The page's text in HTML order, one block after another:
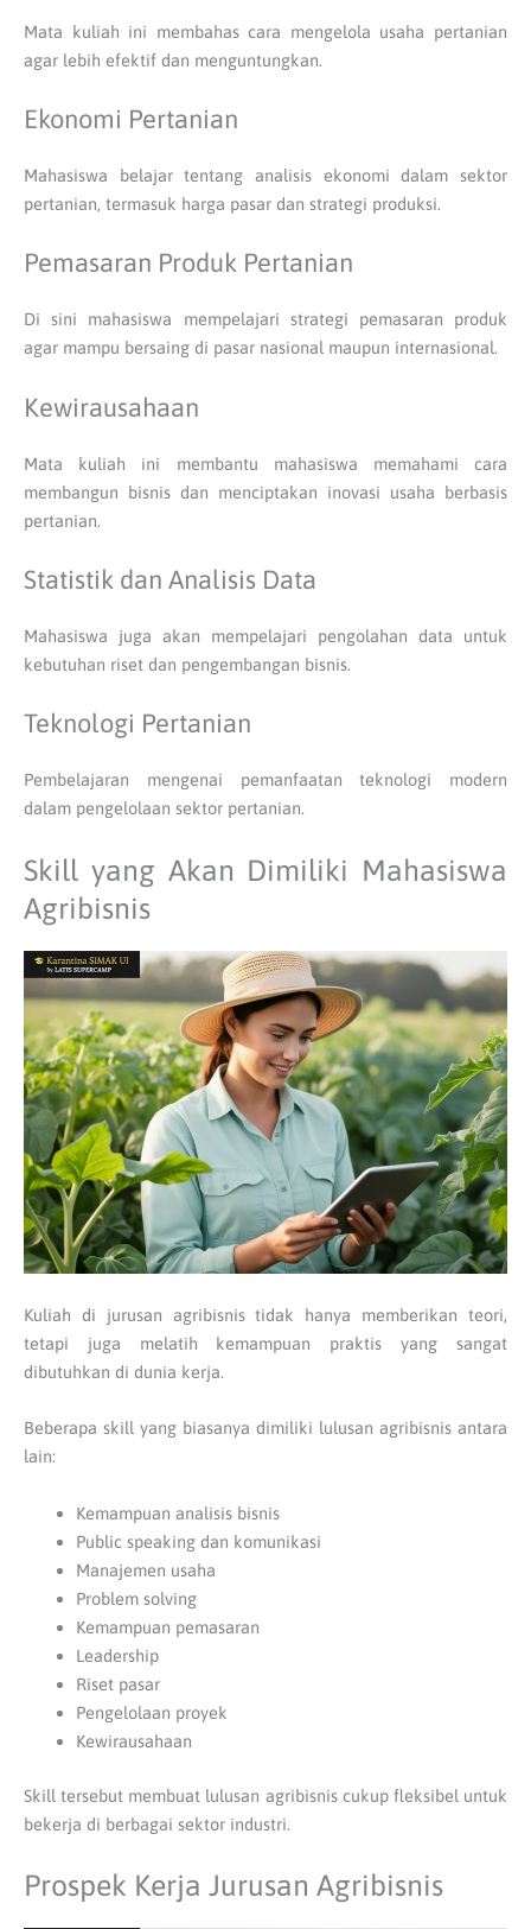
Mata kuliah ini membahas cara mengelola usaha pertanian
agar lebih efektif dan menguntungkan.
Ekonomi Pertanian
Mahasiswa belajar tentang analisis ekonomi dalam sektor
pertanian, termasuk harga pasar dan strategi produksi.
Pemasaran Produk Pertanian
Di sini mahasiswa mempelajari strategi pemasaran produk
agar mampu bersaing di pasar nasional maupun internasional.
Kewirausahaan
Mata kuliah ini membantu mahasiswa memahami cara
membangun bisnis dan menciptakan inovasi usaha berbasis
pertanian.
Statistik dan Analisis Data
Mahasiswa juga akan mempelajari pengolahan data untuk
kebutuhan riset dan pengembangan bisnis.
Teknologi Pertanian
Pembelajaran mengenai pemanfaatan teknologi modern
dalam pengelolaan sektor pertanian.
Skill yang Akan Dimiliki Mahasiswa
Agribisnis
Kuliah di jurusan agribisnis tidak hanya memberikan teori,
tetapi juga melatih kemampuan praktis yang sangat
dibutuhkan di dunia kerja.
Beberapa skill yang biasanya dimiliki lulusan agribisnis antara
lain:
Kemampuan analisis bisnis
Public speaking dan komunikasi
Manajemen usaha
Problem solving
Kemampuan pemasaran
Leadership
Riset pasar
Pengelolaan proyek
Kewirausahaan
Skill tersebut membuat lulusan agribisnis cukup fleksibel untuk
bekerja di berbagai sektor industri.
Prospek Kerja Jurusan Agribisnis